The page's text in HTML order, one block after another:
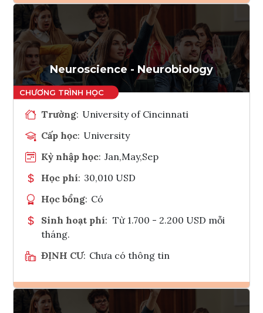
Ghi danh
Tham vấn Interlink
Neuroscience - Neurobiology
Trường: University of Cincinnati
Cấp học: University
Kỳ nhập học: Jan,May,Sep
Học phí: 30,010 USD
Học bổng: Có
Sinh hoạt phí: Từ 1.700 - 2.200 USD mỗi
tháng.
ĐỊNH CƯ: Chưa có thông tin
Ghi danh